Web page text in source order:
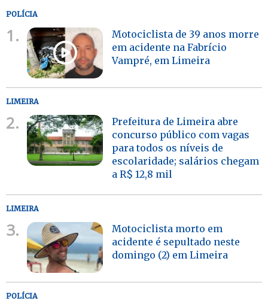
POLÍCIA
1.
Motociclista de 39 anos morre
em acidente na Fabrício
Vampré, em Limeira
LIMEIRA
2.
Prefeitura de Limeira abre
concurso público com vagas
para todos os níveis de
escolaridade; salários chegam
a R$ 12,8 mil
LIMEIRA
3.
Motociclista morto em
acidente é sepultado neste
domingo (2) em Limeira
POLÍCIA